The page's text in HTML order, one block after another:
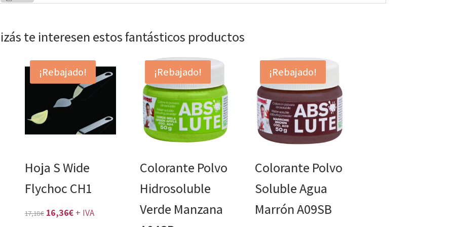
te interesen estos fantásticos productos
¡Rebajado!
Hoja S Wide
Flychoc CH1
17,18€ El
16,36€El+ IVA
¡Rebajado!
Colorante Polvo
Hidrosoluble
Verde Manzana
¡Rebajado!
Colorante Polvo
Soluble Agua
Marrón A09SB